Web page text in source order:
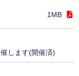
1MB
します(開催済)